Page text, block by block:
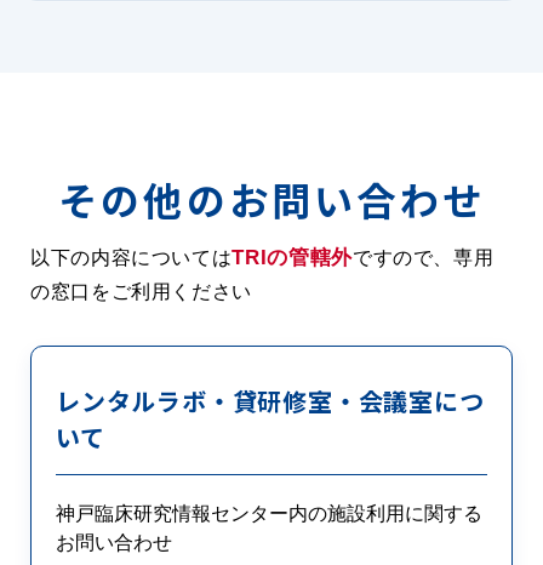
その他のお問い合わせ
以下の内容についてはTRIの管轄外ですので、専用
の窓口をご利用ください
レンタルラボ・貸研修室・会議室につ
いて
神戸臨床研究情報センター内の施設利用に関する
お問い合わせ